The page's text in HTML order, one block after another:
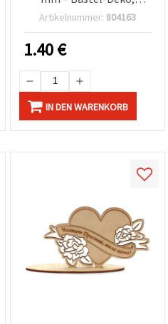
sortiert
Artikelnummer: 804163
1.40€
IN DEN WARENKORB